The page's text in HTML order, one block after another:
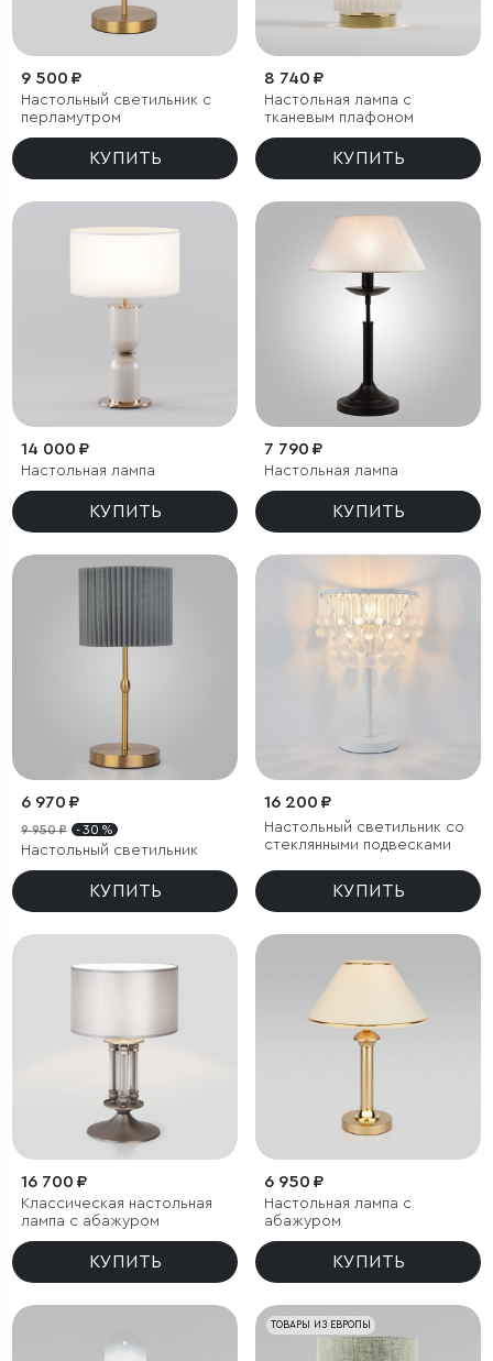
9 500 ₽
Настольный светильник с
перламутром
КУПИТЬ
8 740 ₽
Настольная лампа с
тканевым плафоном
КУПИТЬ
14 000 ₽
Настольная лампа
КУПИТЬ
7 790 ₽
Настольная лампа
КУПИТЬ
6 970 ₽
9 950 ₽ - 30 %
Настольный светильник
КУПИТЬ
16 200 ₽
Настольный светильник со
стеклянными подвесками
КУПИТЬ
16 700 ₽
Классическая настольная
лампа с абажуром
КУПИТЬ
6 950 ₽
Настольная лампа с
абажуром
КУПИТЬ
ТОВАРЫ ИЗ ЕВРОПЫ